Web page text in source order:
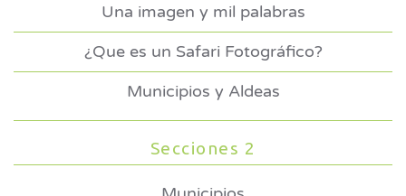
Una imagen y mil palabras
¿Que es un Safari Fotográfico?
Municipios y Aldeas
Secciones 2